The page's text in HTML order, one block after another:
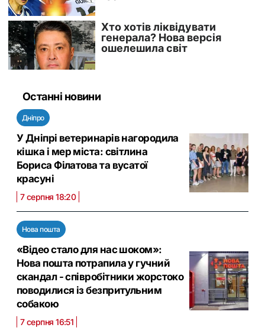
Останні новини
Дніпро
У Дніпрі ветеринарів нагородила
кішка і мер міста: світлина
Бориса Філатова та вусатої
красуні
7 серпня 18:20
Нова пошта
«Відео стало для нас шоком»:
Нова пошта потрапила у гучний
скандал - співробітники жорстоко
поводилися із безпритульним
собакою
7 серпня 16:51